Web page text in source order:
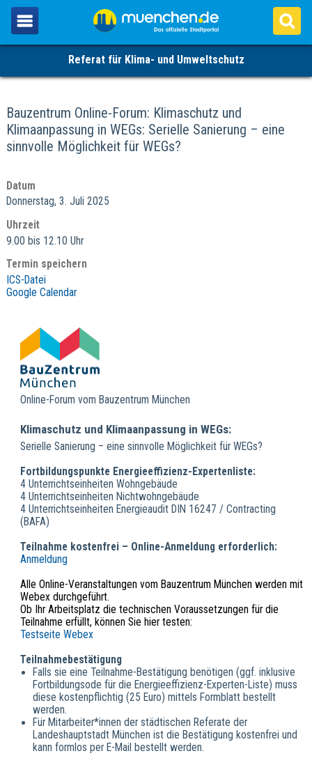
Referat für Klima- und Umweltschutz
Bauzentrum Online-Forum: Klimaschutz und
Klimaanpassung in WEGs: Serielle Sanierung – eine
sinnvolle Möglichkeit für WEGs?
Datum
Donnerstag, 3. Juli 2025
Uhrzeit
9.00 bis 12.10 Uhr
Termin speichern
ICS-Datei
Google Calendar
Online-Forum vom Bauzentrum München
Klimaschutz und Klimaanpassung in WEGs:
Serielle Sanierung – eine sinnvolle Möglichkeit für WEGs?
Fortbildungspunkte Energieeffizienz-Expertenliste:
4 Unterrichtseinheiten Wohngebäude
4 Unterrichtseinheiten Nichtwohngebäude
4 Unterrichtseinheiten Energieaudit DIN 16247 / Contracting
(BAFA)
Teilnahme kostenfrei – Online-Anmeldung erforderlich:
Anmeldung
Alle Online-Veranstaltungen vom Bauzentrum München werden mit
Webex durchgeführt.
Ob Ihr Arbeitsplatz die technischen Voraussetzungen für die
Teilnahme erfüllt, können Sie hier testen:
Testseite Webex
Teilnahmebestätigung
Falls sie eine Teilnahme-Bestätigung benötigen (ggf. inklusive
Fortbildungsode für die Energieeffizienz-Experten-Liste) muss
diese kostenpflichtig (25 Euro) mittels Formblatt bestellt
werden.
Für Mitarbeiter*innen der städtischen Referate der
Landeshauptstadt München ist die Bestätigung kostenfrei und
kann formlos per E-Mail bestellt werden.